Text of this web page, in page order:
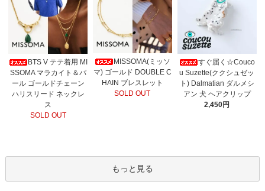
BTS V テテ着用 MI
SSOMA マラカイト＆パ
ール ゴールドチェーン
ハリスリード ネックレ
ス
SOLD OUT
MISSOMA(ミッソ
マ) ゴールド DOUBLE C
HAIN ブレスレット
SOLD OUT
すぐ届く☆Couco
u Suzette(ククシュゼッ
ト) Dalmatian ダルメシ
アン 犬 ヘアクリップ
2,450円
もっと見る